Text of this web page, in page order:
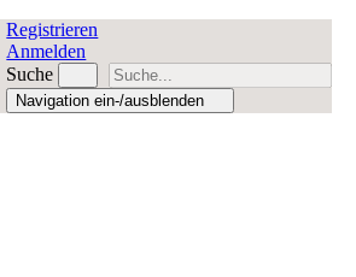
Registrieren
Anmelden
Suche
Navigation ein-/ausblenden